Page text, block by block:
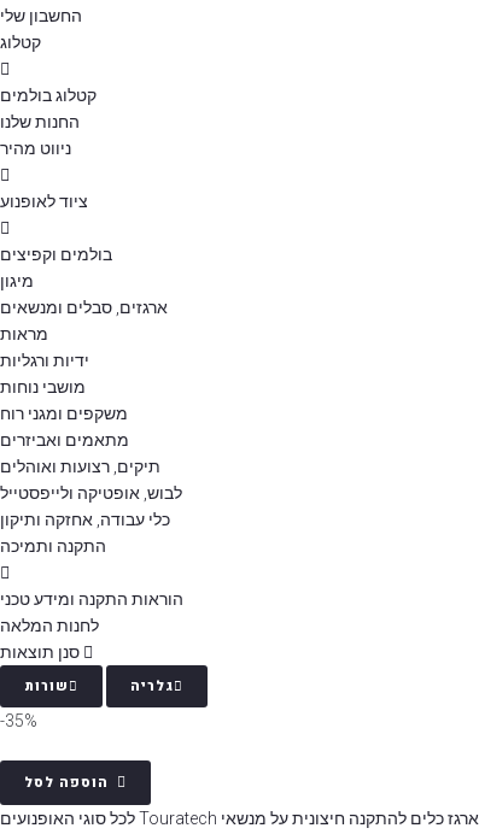
החשבון שלי
קטלוג
קטלוג בולמים
החנות שלנו
ניווט מהיר
ציוד לאופנוע
בולמים וקפיצים
מיגון
ארגזים, סבלים ומנשאים
מראות
ידיות ורגליות
מושבי נוחות
משקפים ומגני רוח
מתאמים ואביזרים
תיקים, רצועות ואוהלים
לבוש, אופטיקה ולייפסטייל
כלי עבודה, אחזקה ותיקון
התקנה ותמיכה
הוראות התקנה ומידע טכני
לחנות המלאה
סנן תוצאות
גלריה שורות
35%-
הוספה לסל
ארגז כלים להתקנה חיצונית על מנשאי Touratech לכל סוגי האופנועים